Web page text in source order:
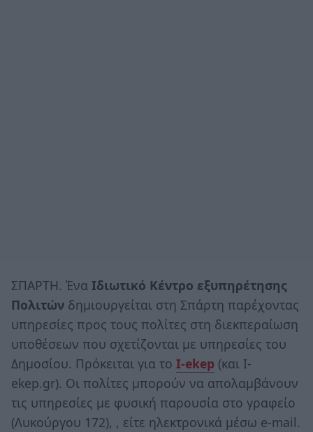
ΣΠΑΡΤΗ. Ένα Ιδιωτικό Κέντρο εξυπηρέτησης
Πολιτών δημιουργείται στη Σπάρτη παρέχοντας
υπηρεσίες προς τους πολίτες στη διεκπεραίωση
υποθέσεων που σχετίζονται με υπηρεσίες του
Δημοσίου. Πρόκειται για το I-ekep (και I-
ekep.gr). Οι πολίτες μπορούν να απολαμβάνουν
τις υπηρεσίες με φυσική παρουσία στο γραφείο
(Λυκούργου 172), , είτε ηλεκτρονικά μέσω e-mail.